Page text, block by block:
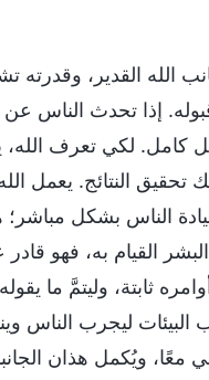
الله القدير، وقدرته
إذا تحدث الناس
لكي تعرف الله،
النتائج. يعمل
الناس بشكل مباشر؛
القيام به، فهو
ثابتة، وليتمَّ ما
ليجرب الناس
معًا، ويُكمل هذان